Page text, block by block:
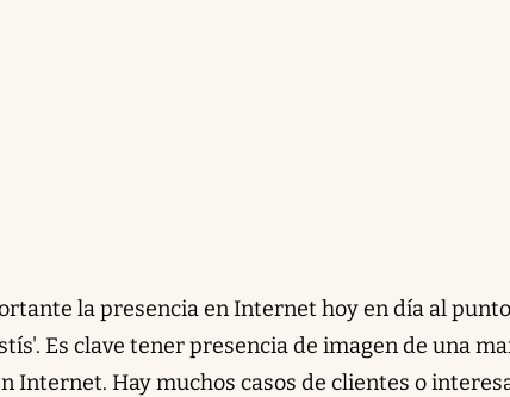
la presencia en Internet hoy en día al
Es clave tener presencia de imagen de una
Internet. Hay muchos casos de clientes o